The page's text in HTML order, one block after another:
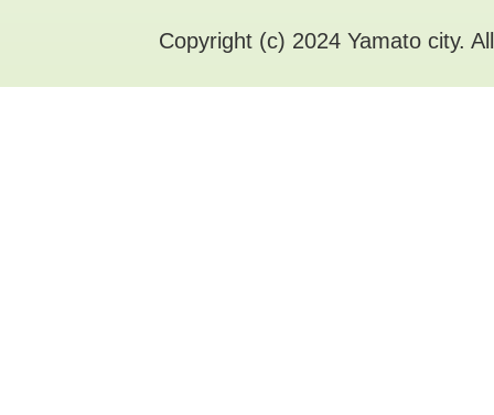
Copyright (c) 2024 Yamato city.